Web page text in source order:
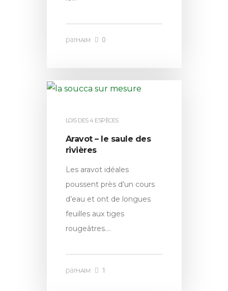
parHAIM 0
LOIS DES 4 ESPÈCES
Aravot – le saule des
rivières
Les aravot idéales
poussent près d’un cours
d’eau et ont de longues
feuilles aux tiges
rougeâtres….
parHAIM 1